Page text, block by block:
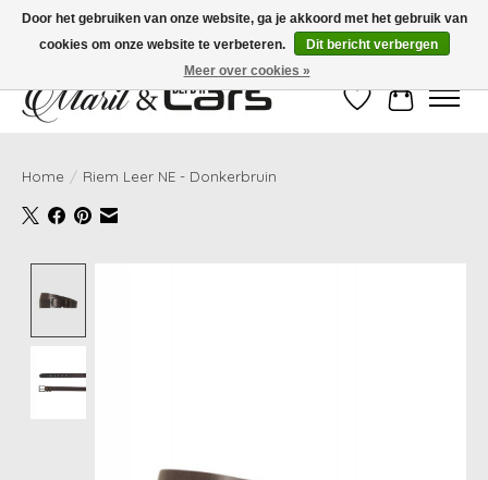
Gratis verzending vanaf €99,- | Voor 16:00 uur besteld, vandaag verzonden!
Verlanglijst
Home / Riem Leer NE - Donkerbruin
Door het gebruiken van onze website, ga je akkoord met het gebruik van
cookies om onze website te verbeteren.
Dit bericht verbergen
Meer over cookies »